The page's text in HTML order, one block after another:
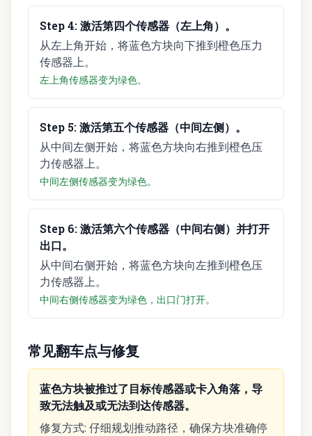
Step4:激活第四个传感器（左上角）。
从左上角开始，将蓝色方块向下推到橙色压力
传感器上。
左上角传感器变为绿色。
Step 5:激活第五个传感器（中间左侧）。
从中间左侧开始，将蓝色方块向右推到橙色压
力传感器上。
中间左侧传感器变为绿色。
Step 6:激活第六个传感器（中间右侧）并打开
出口。
从中间右侧开始，将蓝色方块向左推到橙色压
力传感器上。
中间右侧传感器变为绿色，出口门打开。
常见翻车点与修复
蓝色方块被推过了目标传感器或卡入角落，导
致无法触及或无法到达传感器。
修复方式: 仔细规划推动路径，确保方块准确停